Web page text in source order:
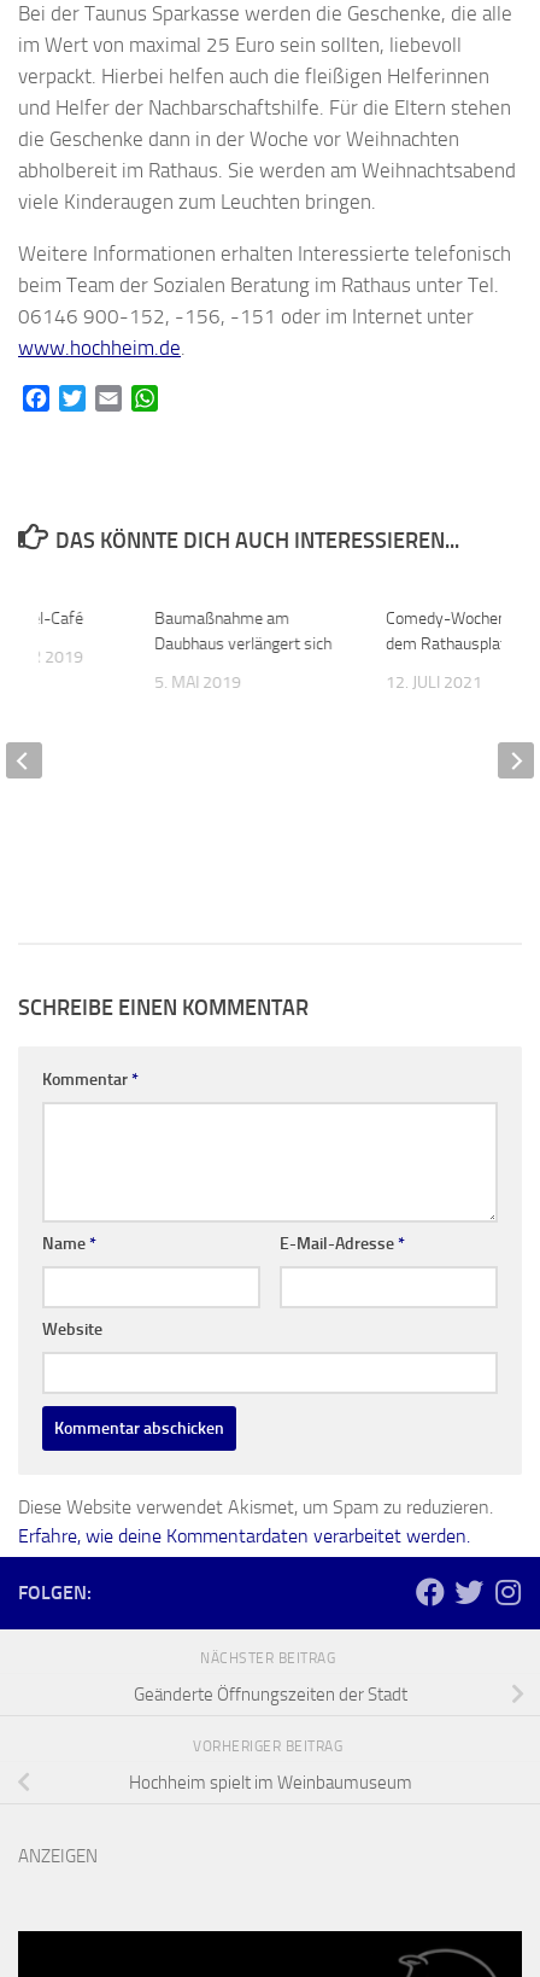
Bei der Taunus Sparkasse werden die Geschenke, die alle
im Wert von maximal 25 Euro sein sollten, liebevoll
verpackt. Hierbei helfen auch die fleißigen Helferinnen
und Helfer der Nachbarschaftshilfe. Für die Eltern stehen
die Geschenke dann in der Woche vor Weihnachten
abholbereit im Rathaus. Sie werden am Weihnachtsabend
viele Kinderaugen zum Leuchten bringen.
Weitere Informationen erhalten Interessierte telefonisch
beim Team der Sozialen Beratung im Rathaus unter Tel.
06146 900-152, -156, -151 oder im Internet unter
www.hochheim.de.
FacebookTwitterEmail
DAS KÖNNTE DICH AUCH INTERESSIEREN...
Baumaßnahme am
Daubhaus verlängert sich
5. MAI 2019
Comedy-
dem Rathausplatz
12. JULI 2021
Café
2019
SCHREIBE EINEN KOMMENTAR
Kommentar*
Name* E-Mail-Adresse*
Website
Diese Website verwendet Akismet, um Spam zu reduzieren.
Erfahre, wie deine Kommentardaten verarbeitet werden.
FOLGEN:
NÄCHSTER BEITRAG
Geänderte Öffnungszeiten der Stadt
VORHERIGER BEITRAG
Hochheim spielt im Weinbaumuseum
ANZEIGEN